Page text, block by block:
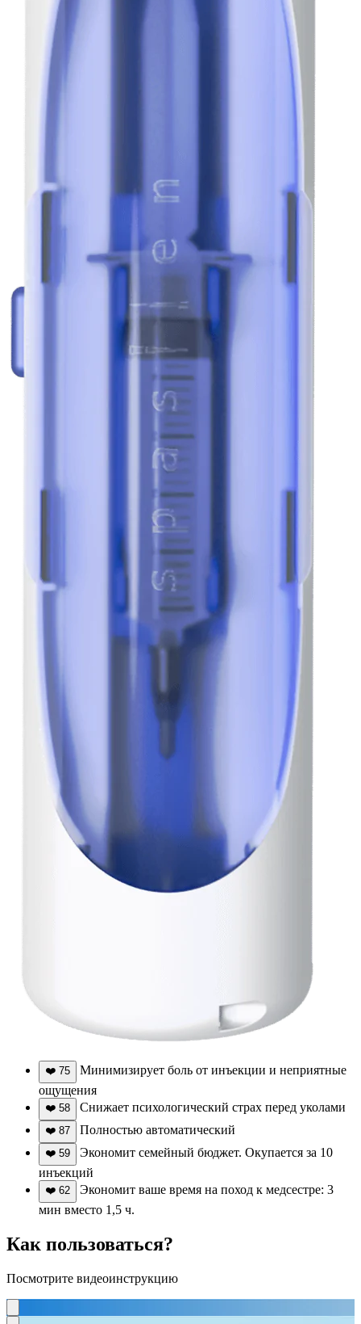
❤️ 75
Минимизирует боль от инъекции и неприятные
ощущения
❤️ 58 Снижает психологический страх перед уколами
❤️ 87 Полностью автоматический
❤️ 59
Экономит семейный бюджет. Окупается за 10
инъекций
❤️ 62
Экономит ваше время на поход к медсестре: 3
мин вместо 1,5 ч.
Как пользоваться?
Посмотрите видеоинструкцию